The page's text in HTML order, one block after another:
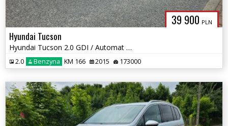
39 900 PLN
Hyundai Tucson
Hyundai Tucson 2.0 GDI / Automat / 4x4 / Kamera cofania / Koła 19'
2.0 Benzyna KM 166 2015 173000